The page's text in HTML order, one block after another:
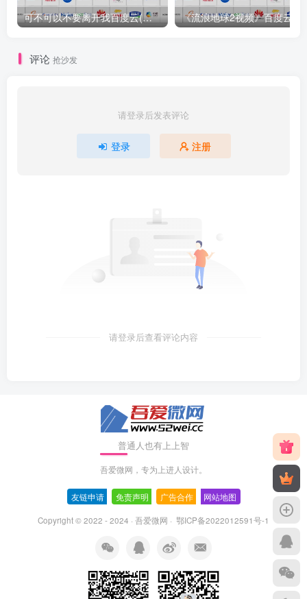
可不可以不要离开我百度云(完整共享)网盘完结版【1080P中英双语
评论 抢沙发
请登录后发表评论
登录 注册
请登录后查看评论内容
普通人也有上上智
吾爱微网，专为上进人设计。
友链申请 免责声明 广告合作 网站地图
Copyright © 2022 - 2024 · 吾爱微网 · 鄂ICP备2022012591号-1